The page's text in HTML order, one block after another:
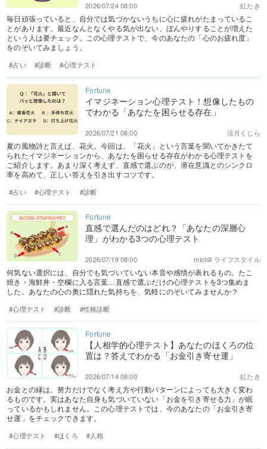
紅たき
2026/07/24 08:00
毎日頑張っていると、自分では気づかないうちに心に疲れがたまっているこ
とがあります。最近なんとなくやる気が出ない、ぼんやりすることが増えた
という人は要チェック。この心理テストで、今のあなたの「心のお疲れ度」
をのぞいてみましょう。
#占い #診断 #心理テスト
イマジネーション心理テスト！想像したもの
でわかる「あなたを困らせる存在」
涼月くじら
2026/07/21 08:00
夏の風物詩と言えば、花火。今回は、「花火」という言葉を聞いてかきたて
られたイマジネーションから、あなたを困らせる存在がわかる心理テストを
ご紹介します。あまり深く考えず、直感で選ぶのが、潜在意識とのシンクロ
率を高めて、正しい答えを引き出すコツです。
#占い #心理テスト #診断
直感で選んだのはどれ？「あなたの深層心
理」がわかる3つの心理テスト
michill ライフスタイル
2026/07/19 08:00
何気ない選択には、自分でも気づいていない本音や感情が表れるもの。たこ
焼き・海鮮丼・空欄に入る言葉…直感で選ぶだけの心理テストを3つ集めま
した。あなたの心の奥に隠れた気持ちを、気軽にのぞいてみませんか？
#心理テスト #診断 #性格診断
【人相学的心理テスト】あなたのほくろの位
置は？答えでわかる「お金引き寄せ運」
紅たき
2026/07/14 08:00
お金との縁は、努力だけでなく考え方や行動パターンによっても大きく変わ
るものです。実はあなた自身も気づいていない「お金を引き寄せる力」が眠
っているかもしれません。この心理テストでは、今のあなたの「お金引き寄
せ運」をチェックできます。
#心理テスト #ほくろ #人相